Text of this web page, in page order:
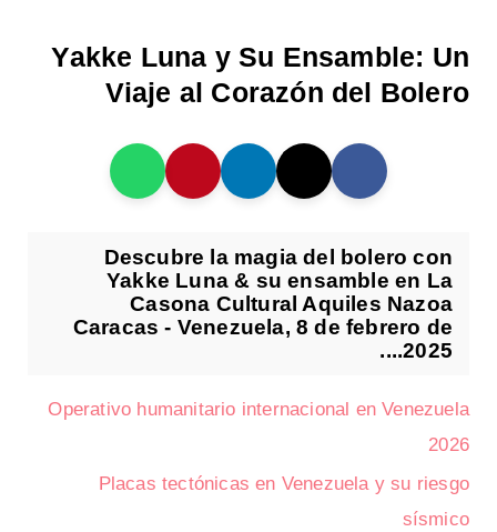
Yakke Luna y Su Ensamble: Un
Viaje al Corazón del Bolero
Descubre la magia del bolero con
Yakke Luna & su ensamble en La
Casona Cultural Aquiles Nazoa
Caracas - Venezuela, 8 de febrero de
2025....
Operativo humanitario internacional en Venezuela
2026
Placas tectónicas en Venezuela y su riesgo
sísmico